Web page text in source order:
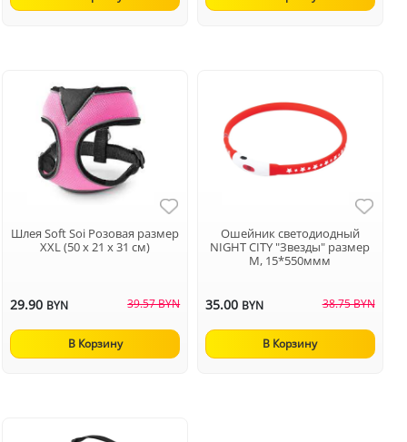
Шлея Soft Soi Розовая размер
XXL (50 х 21 х 31 см)
29.90 BYN 39.57 BYN
В Корзину
Ошейник светодиодный
NIGHT CITY "Звезды" размер
M, 15*550ммм
35.00 BYN 38.75 BYN
В Корзину